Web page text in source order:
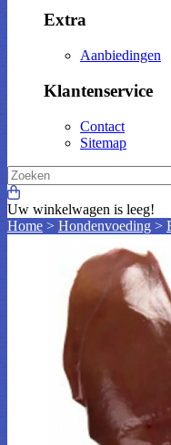
Extra
Aanbiedingen
Klantenservice
Contact
Sitemap
Uw winkelwagen is leeg!
Home > Hondenvoeding >